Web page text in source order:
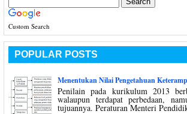
Custom Search
POPULAR POSTS
Menentukan Nilai Pengetahuan
Penilain pada kurikulum 2013
walaupun terdapat perbedaan,
tujuannya. Peraturan Menteri